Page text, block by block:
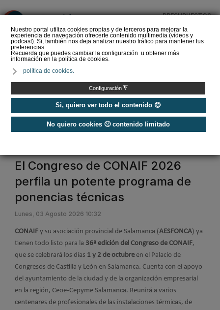
Nuestro portal utiliza cookies propias y de terceros para mejorar la
experiencia de navegación ofrecerte contenido multimedia (vídeos y
podcast). Si, también nos deja analizar nuestro tráfico para mantener tus
preferencias.
Recuerda que puedes cambiar la configuración u obtener más
información en la política de cookies.
política de cookies.
Configuración ◮
Si, quiero ver todo el contenido 😊
No quiero cookies 🙁 contenido limitado
PRESUPUESTOS
2027 renovando su
apuesta por la constr…
Ferias / Ferias
El Congreso de CONAIF 2026
perfila un potente programa de
ponencias técnicas
Lunes, 03 Agosto 2026 10:32
CONAIF y su asociación provincial de Salamanca (AESFONCA) ya
tienen todo listo para la 36ª edición del Congreso de CONAIF,
que se celebrará los días 1 y 2 de octubreen el Palacio de
Congresos de Castilla y León en Salamanca. Cuenta con el apoyo
del ayuntamiento de la ciudad y de la organización empresarial
en la región, Ceoe-Cepyme Salamanca. Reunirá a varios
centenares de profesionales de las instalaciones térmicas, de